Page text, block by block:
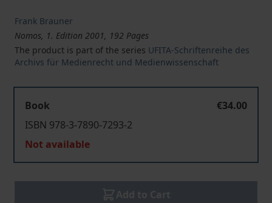
Frank Brauner
Nomos, 1. Edition 2001, 192 Pages
The product is part of the series UFITA-Schriftenreihe des
Archivs für Medienrecht und Medienwissenschaft
Book
€34.00
ISBN 978-3-7890-7293-2
Not available